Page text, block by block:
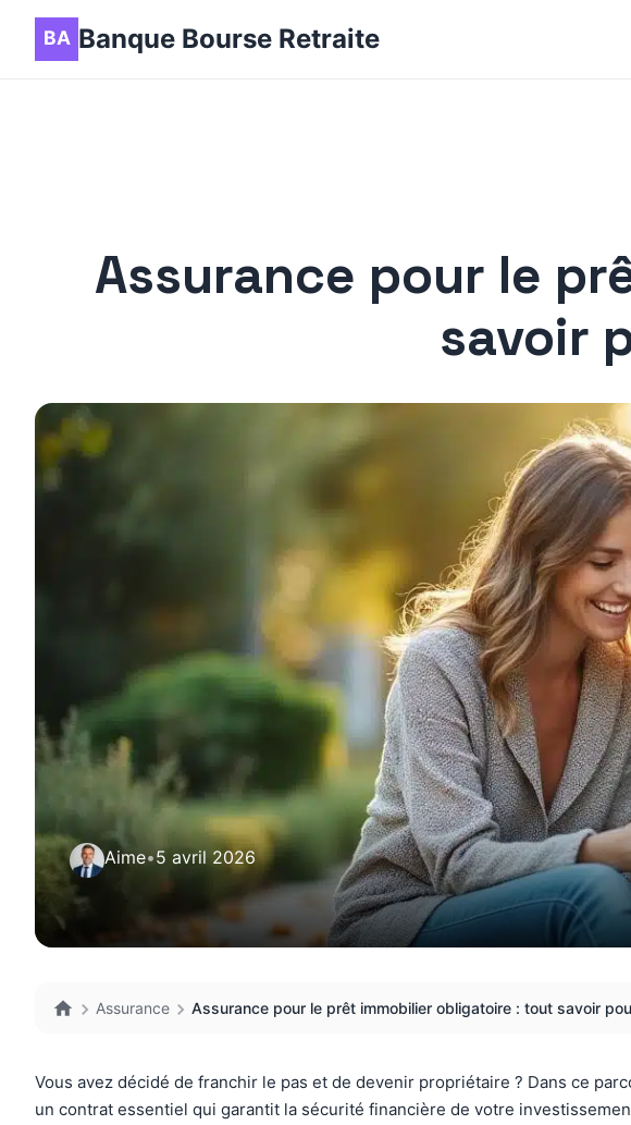
Banque Bourse Retraite
Assurance pour le
savoir
Aime•5 avril 2026
Assurance Assurance pour le prêt immobilier obligatoire : tout savoir
Vous avez décidé de franchir le pas et de devenir propriétaire ? Dans ce
un contrat essentiel qui garantit la sécurité financière de votre